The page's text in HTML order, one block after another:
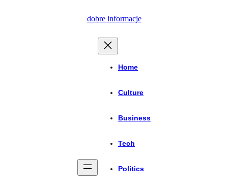
dobre informacje
Home
Culture
Business
Tech
Politics